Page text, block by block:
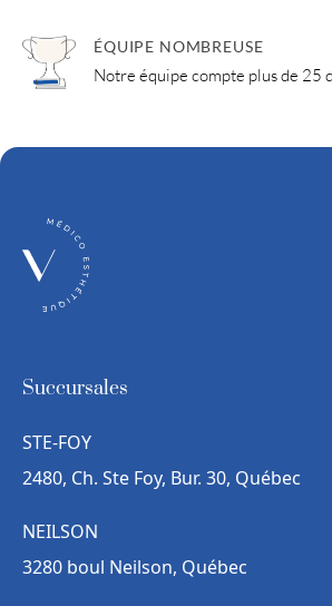
ÉQUIPE NOMBREUSE
Notre équipe compte plus de 25
Succursales
STE-FOY
2480, Ch. Ste Foy, Bur. 30, Québec
NEILSON
3280 boul Neilson, Québec